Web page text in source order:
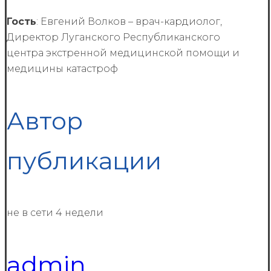
Гость: Евгений Волков – врач-кардиолог,
Директор Луганского Республиканского
центра экстренной медицинской помощи и
медицины катастроф
Автор
публикации
не в сети 4 недели
admin